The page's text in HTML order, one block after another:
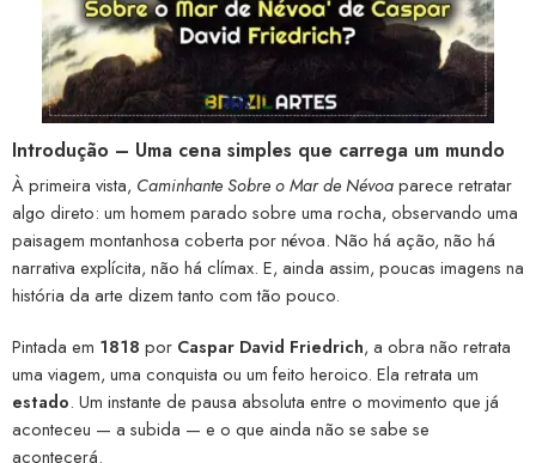
Introdução – Uma cena simples que carrega um mundo
À primeira vista, Caminhante Sobre o Mar de Névoaparece retratar
algo direto: um homem parado sobre uma rocha, observando uma
paisagem montanhosa coberta por névoa. Não há ação, não há
narrativa explícita, não há clímax. E, ainda assim, poucas imagens na
história da arte dizem tanto com tão pouco.
Pintada em 1818 por Caspar David Friedrich, a obra não retrata
uma viagem, uma conquista ou um feito heroico. Ela retrata um
estado. Um instante de pausa absoluta entre o movimento que já
aconteceu — a subida — e o que ainda não se sabe se
acontecerá.